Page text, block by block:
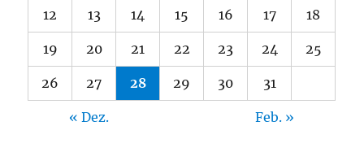
12 13 14 15 16 17 18
19 20 21 22 23 24 25
26 27 28 29 30 31
« Dez. Feb. »